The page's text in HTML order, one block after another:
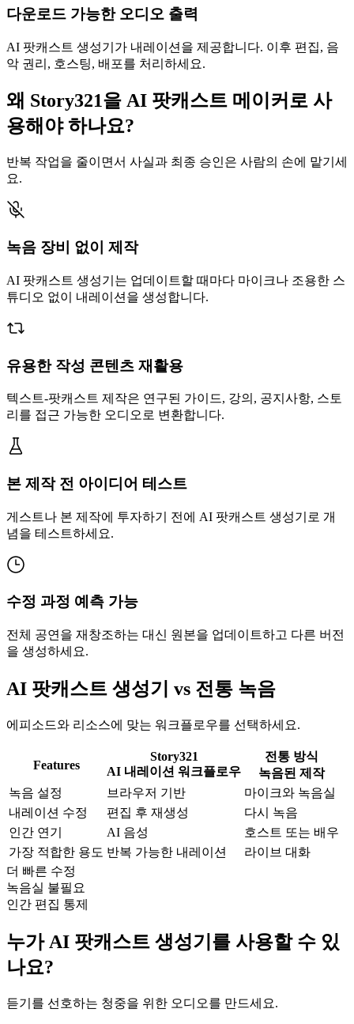
다운로드 가능한 오디오 출력
AI 팟캐스트 생성기가 내레이션을 제공합니다. 이후 편집, 음
악 권리, 호스팅, 배포를 처리하세요.
왜 Story321을 AI 팟캐스트 메이커로 사
용해야 하나요?
반복 작업을 줄이면서 사실과 최종 승인은 사람의 손에 맡기세
요.
녹음 장비 없이 제작
AI 팟캐스트 생성기는 업데이트할 때마다 마이크나 조용한 스
튜디오 없이 내레이션을 생성합니다.
유용한 작성 콘텐츠 재활용
텍스트-팟캐스트 제작은 연구된 가이드, 강의, 공지사항, 스토
리를 접근 가능한 오디오로 변환합니다.
본 제작 전 아이디어 테스트
게스트나 본 제작에 투자하기 전에 AI 팟캐스트 생성기로 개
념을 테스트하세요.
수정 과정 예측 가능
전체 공연을 재창조하는 대신 원본을 업데이트하고 다른 버전
을 생성하세요.
AI 팟캐스트 생성기 vs 전통 녹음
에피소드와 리소스에 맞는 워크플로우를 선택하세요.
Features
Story321
AI 내레이션 워크플로우
전통 방식
녹음된 제작
녹음 설정
브라우저 기반
마이크와 녹음실
내레이션 수정
편집 후 재생성
다시 녹음
인간 연기
AI 음성
호스트 또는 배우
가장 적합한 용도 반복 가능한 내레이션
라이브 대화
더 빠른 수정
녹음실 불필요
인간 편집 통제
누가 AI 팟캐스트 생성기를 사용할 수 있
나요?
듣기를 선호하는 청중을 위한 오디오를 만드세요.